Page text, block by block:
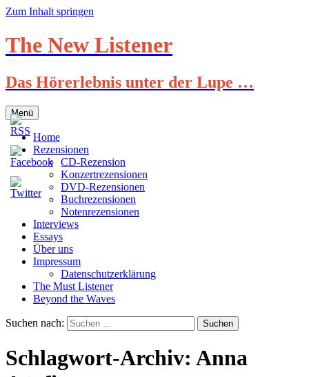
Zum Inhalt springen
The New Listener
Das Hörerlebnis unter der Lupe …
Menü
Home
Rezensionen
CD-Rezension
Konzertrezensionen
DVD-Rezensionen
Buchrezensionen
Notenrezensionen
Interviews
Essays
Über uns
Impressum
Datenschutzerklärung
The Must Listener
Beyond the Waves
Suchen nach:
Schlagwort-Archiv: Anna